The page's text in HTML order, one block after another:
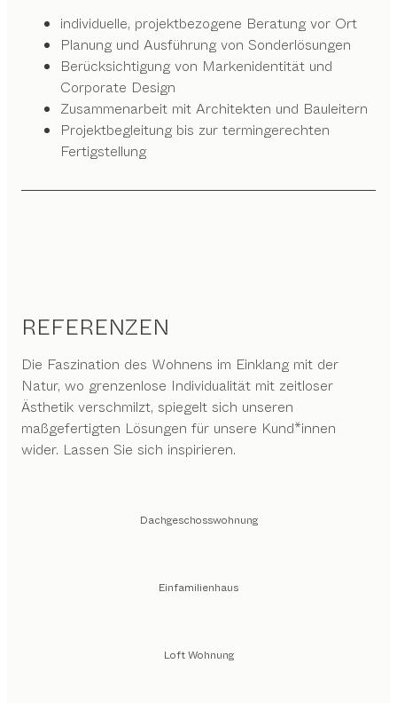
individuelle, projektbezogene Beratung vor Ort
Planung und Ausführung von Sonderlösungen
Berücksichtigung von Markenidentität und
Corporate Design
Zusammenarbeit mit Architekten und Bauleitern
Projektbegleitung bis zur termingerechten
Fertigstellung
REFERENZEN
Die Faszination des Wohnens im Einklang mit der
Natur, wo grenzenlose Individualität mit zeitloser
Ästhetik verschmilzt, spiegelt sich unseren
maßgefertigten Lösungen für unsere Kund*innen
wider. Lassen Sie sich inspirieren.
Dachgeschosswohnung
Einfamilienhaus
Loft Wohnung